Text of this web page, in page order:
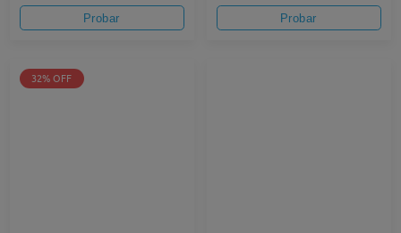
Probar Probar
32% OFF